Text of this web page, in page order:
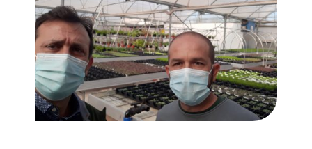
SYSMAN PROGETTI & SERVIZI SRL
TASK 3.6
TASK 3.7
TASK 3.8
TASK 3.9
TASK 3.10
PUBBLICAZIONI
ARTICOLO DELLA SETTIMANA
RASSEGNA STAMPA
TESI DI LAUREA
GALLERY
FOTO GALLERY
VIDEO GALLERY
CONTATTI